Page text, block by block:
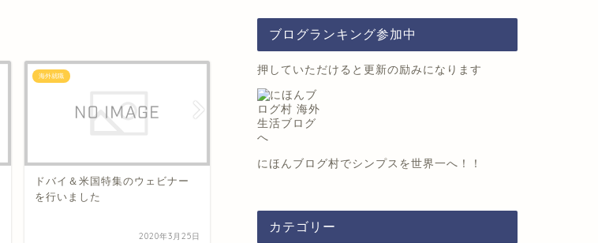
海外就職
ドバイ＆米国特集のウェビナー
を行いました
2020年3月25日
海外留学 海外留学
ブログランキング参加中
押していただけると更新の励みになります
にほんブログ村でシンプスを世界一へ！！
カテゴリー